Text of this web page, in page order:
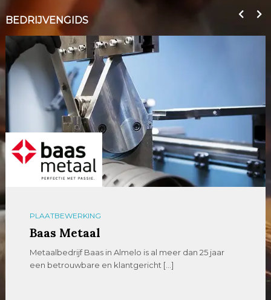
BEDRIJVENGIDS
PLAATBEWERKING
Baas Metaal
Metaalbedrijf Baas in Almelo is al meer dan 25 jaar
een betrouwbare en klantgericht […]